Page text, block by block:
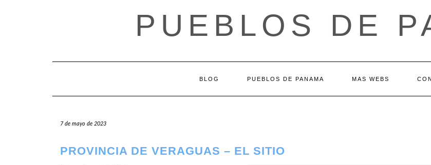
PUEBLOS DE
BLOG PUEBLOS DE PANAMA MAS WEBS
7 de mayo de 2023
PROVINCIA DE VERAGUAS – EL SITIO